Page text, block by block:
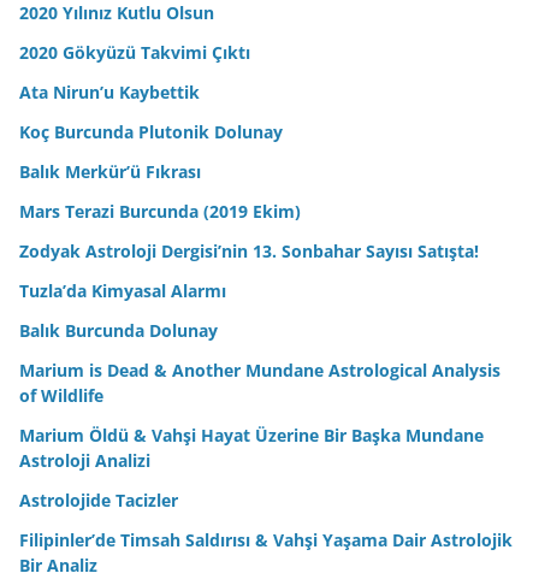
2020 Yılınız Kutlu Olsun
2020 Gökyüzü Takvimi Çıktı
Ata Nirun’u Kaybettik
Koç Burcunda Plutonik Dolunay
Balık Merkür’ü Fıkrası
Mars Terazi Burcunda (2019 Ekim)
Zodyak Astroloji Dergisi’nin 13. Sonbahar Sayısı Satışta!
Tuzla’da Kimyasal Alarmı
Balık Burcunda Dolunay
Marium is Dead & Another Mundane Astrological Analysis
of Wildlife
Marium Öldü & Vahşi Hayat Üzerine Bir Başka Mundane
Astroloji Analizi
Astrolojide Tacizler
Filipinler’de Timsah Saldırısı & Vahşi Yaşama Dair Astrolojik
Bir Analiz